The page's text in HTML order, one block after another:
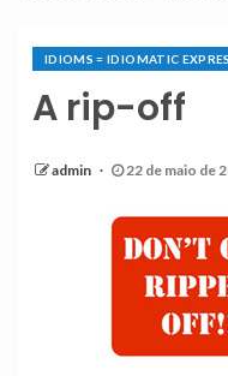
IDIOMS = IDIOMATIC
A rip-off
admin 22 de maio de